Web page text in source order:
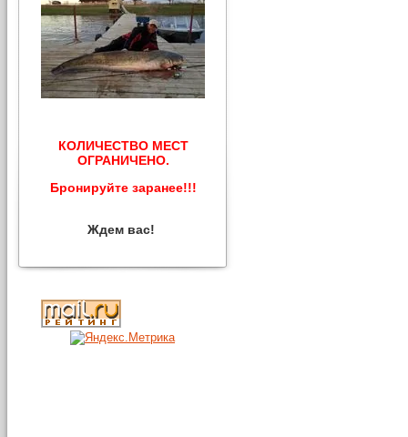
КОЛИЧЕСТВО МЕСТ
ОГРАНИЧЕНО.
Бронируйте заранее!!!
Ждем вас!